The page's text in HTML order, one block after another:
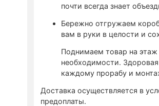
почти всегда знает
Бережно отгружаем
вам в руки в целости и
Поднимаем товар на этаж
необходимости.
каждому прорабу и
Доставка осуществляется в
предоплаты.